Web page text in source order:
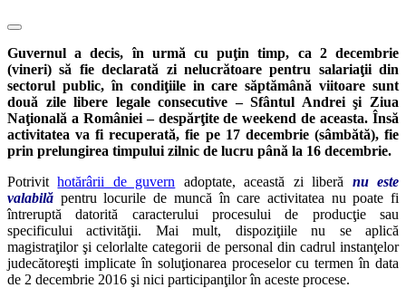
Guvernul a decis, în urmă cu puţin timp, ca 2 decembrie
(vineri) să fie declarată zi nelucrătoare pentru salariaţii din
sectorul public, în condiţiile in care săptămână viitoare sunt
două zile libere legale consecutive – Sfântul Andrei şi Ziua
Naţională a României – despărţite de weekend de aceasta. Însă
activitatea va fi recuperată, fie pe 17 decembrie (sâmbătă), fie
prin prelungirea timpului zilnic de lucru până la 16 decembrie.
Potrivithotărârii de guvern adoptate, această zi liberă nu este
valabilă pentru locurile de muncă în care activitatea nu poate fi
întreruptă datorită caracterului procesului de producţie sau
specificului activităţii. Mai mult, dispoziţiile nu se aplică
magistraţilor şi celorlalte categorii de personal din cadrul instanţelor
judecătoreşti implicate în soluţionarea proceselor cu termen în data
de 2 decembrie 2016 şi nici participanţilor în aceste procese.